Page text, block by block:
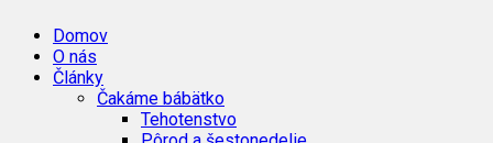
Domov
O nás
Články
Čakáme bábätko
Tehotenstvo